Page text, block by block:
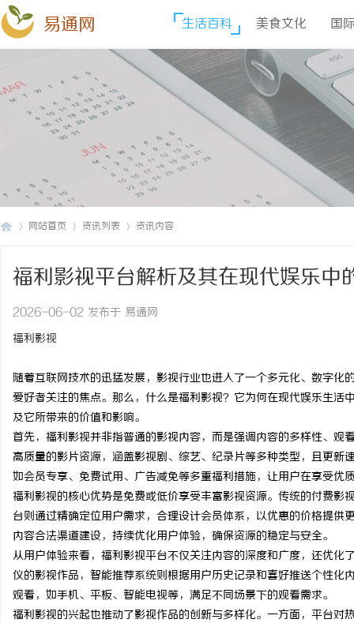
易通网 生活百科 美食文化 国
网站首页 资讯列表 资讯内容
福利影视平台解析及其在现代娱乐中
2026-06-02 发布于 易通网
福利影视
随着互联网技术的迅猛发展，影视行业也进入了一个多元化、数字
爱好者关注的焦点。那么，什么是福利影视？它为何在现代娱乐生
及它所带来的价值和影响。
首先，福利影视并非指普通的影视内容，而是强调内容的多样性、
高质量的影片资源，涵盖影视剧、综艺、纪录片等多种类型，且更
如会员专享、免费试用、广告减免等多重福利措施，让用户在享受优
福利影视的核心优势是免费或低价享受丰富影视资源。传统的付费
台则通过精确定位用户需求，合理设计会员体系，以优惠的价格提
内容合法渠道建设，持续优化用户体验，确保资源的稳定与安全。
从用户体验来看，福利影视平台不仅关注内容的深度和广度，还优
仪的影视作品，智能推荐系统则根据用户历史记录和喜好推送个性
观看，如手机、平板、智能电视等，满足不同场景下的观看需求。
福利影视的兴起也推动了影视作品的创新与多样化。一方面，平台